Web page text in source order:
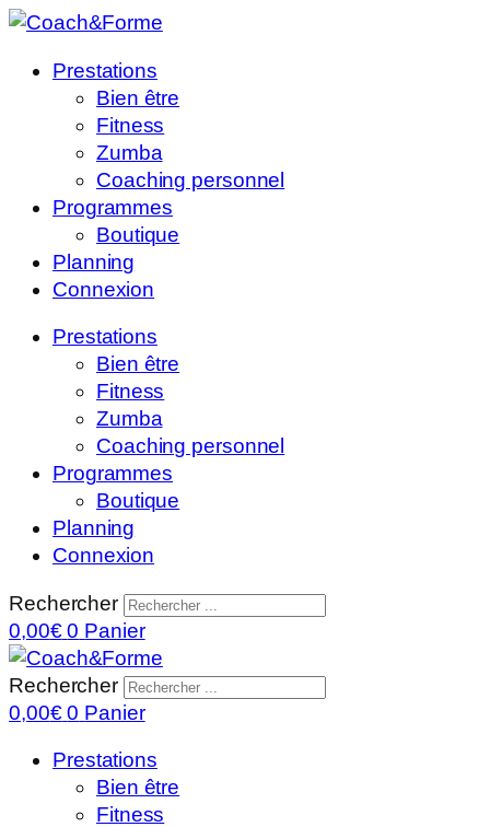
Prestations
Bien être
Fitness
Zumba
Coaching personnel
Programmes
Boutique
Planning
Connexion
Prestations
Bien être
Fitness
Zumba
Coaching personnel
Programmes
Boutique
Planning
Connexion
Rechercher
0,00€ 0 Panier
Rechercher
0,00€ 0 Panier
Prestations
Bien être
Fitness